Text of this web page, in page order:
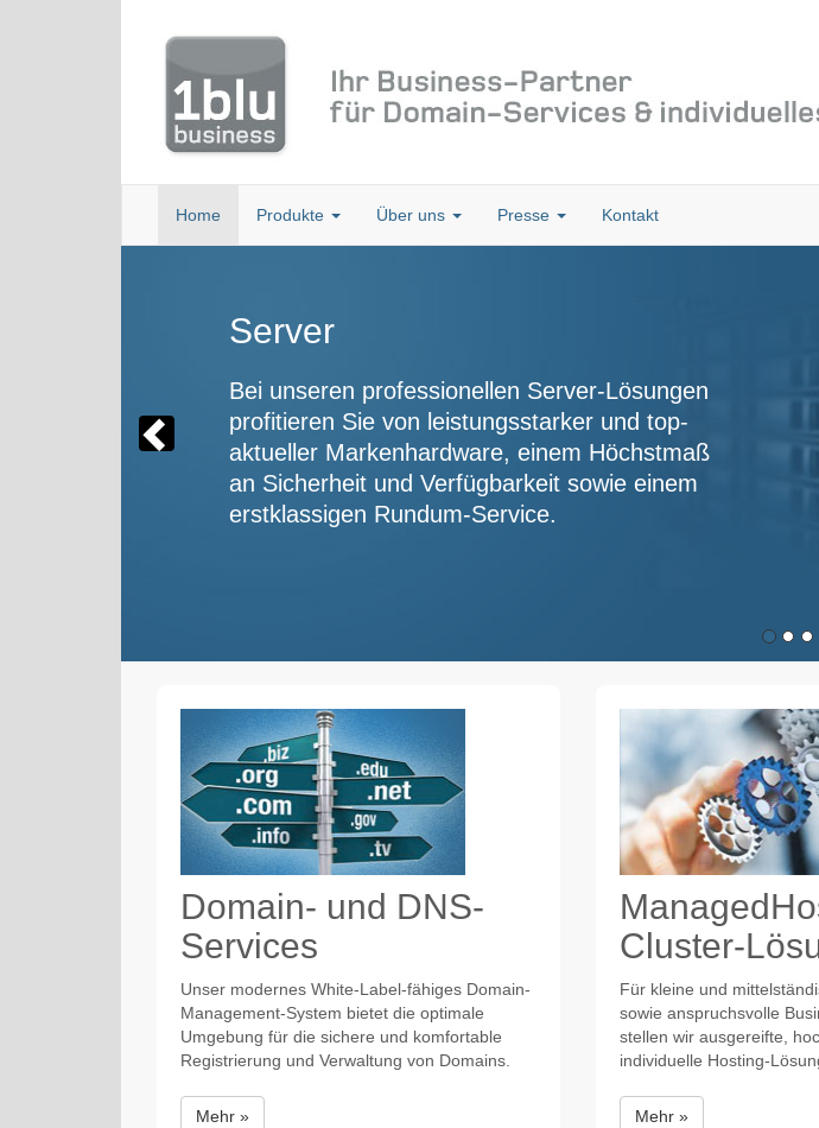
Home Produkte Über uns Presse Kontakt
Whitelabelfähiges Domain-
Unser modernes White-Label-fähiges Domain-
Management-System bietet die optimale
Umgebung für die sichere und komfortable
Registrierung und Verwaltung von Domains.
Domain- und DNS-
Services
Unser modernes White-Label-fähiges Domain-
Management-System bietet die optimale
Umgebung für die sichere und komfortable
Registrierung und Verwaltung von Domains.
Mehr »
Cluster-
Für kleine und
sowie anspruchsvolle
stellen wir ausgereifte,
individuelle Hosting-
Mehr »